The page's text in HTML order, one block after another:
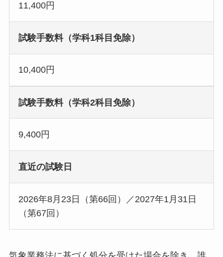
11,400円
試験手数料（学科1科目免除）
10,400円
試験手数料（学科2科目免除）
9,400円
直近の試験日
2026年8月23日（第66回）／2027年1月31日
（第67回）